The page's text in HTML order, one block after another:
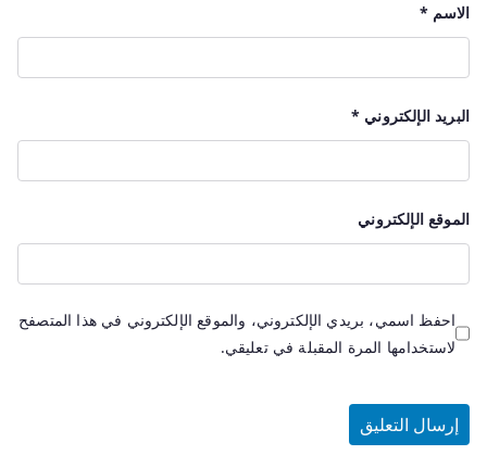
الاسم *
البريد الإلكتروني *
الموقع الإلكتروني
احفظ اسمي، بريدي الإلكتروني، والموقع الإلكتروني في هذا المتصفح
لاستخدامها المرة المقبلة في تعليقي.